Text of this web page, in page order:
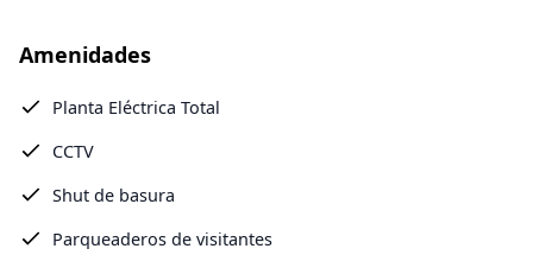
Amenidades
Planta Eléctrica Total
CCTV
Shut de basura
Parqueaderos de visitantes